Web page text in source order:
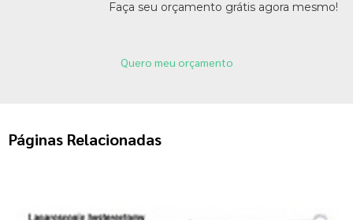
Faça seu orçamento grátis agora mesmo!
Quero meu orçamento
Páginas Relacionadas